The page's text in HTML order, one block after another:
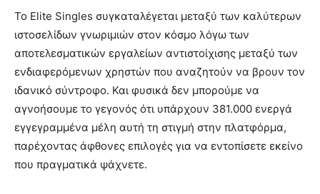
Το Elite Singles συγκαταλέγεται μεταξύ των καλύτερων
ιστοσελίδων γνωριμιών στον κόσμο λόγω των
αποτελεσματικών εργαλείων αντιστοίχισης μεταξύ των
ενδιαφερόμενων χρηστών που αναζητούν να βρουν τον
ιδανικό σύντροφο. Και φυσικά δεν μπορούμε να
αγνοήσουμε το γεγονός ότι υπάρχουν 381.000 ενεργά
εγγεγραμμένα μέλη αυτή τη στιγμή στην πλατφόρμα,
παρέχοντας άφθονες επιλογές για να εντοπίσετε εκείνο
που πραγματικά ψάχνετε.